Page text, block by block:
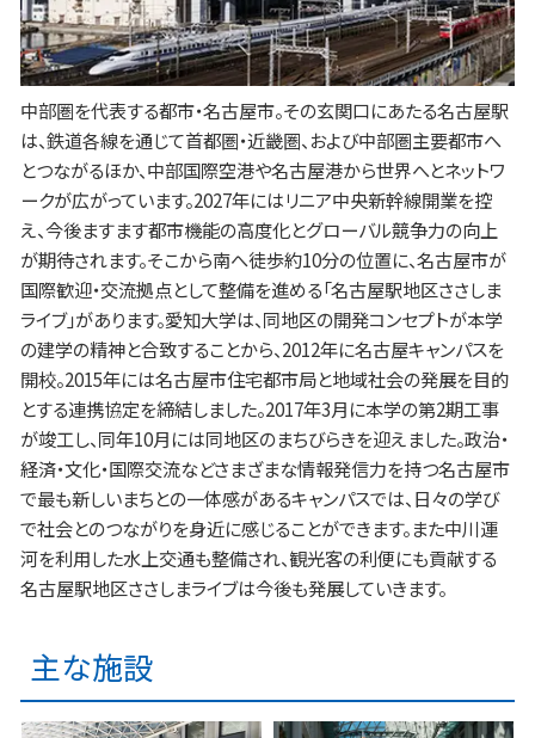
中部圏を代表する都市・名古屋市。その玄関口にあたる名古屋駅
は、鉄道各線を通じて首都圏・近畿圏、および中部圏主要都市へ
とつながるほか、中部国際空港や名古屋港から世界へとネットワ
ークが広がっています。2027年にはリニア中央新幹線開業を控
え、今後ますます都市機能の高度化とグローバル競争力の向上
が期待されます。そこから南へ徒歩約10分の位置に、名古屋市が
国際歓迎・交流拠点として整備を進める「名古屋駅地区ささしま
ライブ」があります。愛知大学は、同地区の開発コンセプトが本学
の建学の精神と合致することから、2012年に名古屋キャンパスを
開校。2015年には名古屋市住宅都市局と地域社会の発展を目的
とする連携協定を締結しました。2017年3月に本学の第2期工事
が竣工し、同年10月には同地区のまちびらきを迎えました。政治・
経済・文化・国際交流などさまざまな情報発信力を持つ名古屋市
で最も新しいまちとの一体感があるキャンパスでは、日々の学び
で社会とのつながりを身近に感じることができます。また中川運
河を利用した水上交通も整備され、観光客の利便にも貢献する
名古屋駅地区ささしまライブは今後も発展していきます。
主な施設